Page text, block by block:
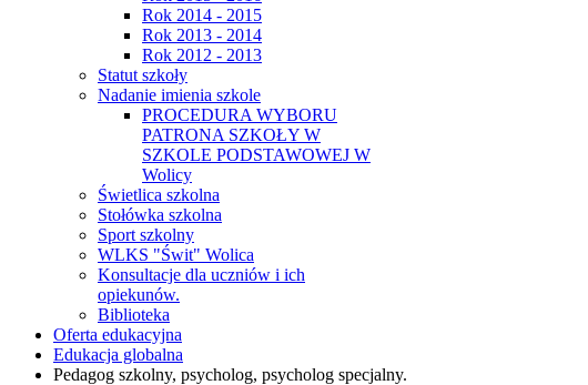
Rok 2014 - 2015
Rok 2013 - 2014
Rok 2012 - 2013
Statut szkoły
Nadanie imienia szkole
PROCEDURA WYBORU
PATRONA SZKOŁY W
SZKOLE PODSTAWOWEJ W
Wolicy
Świetlica szkolna
Stołówka szkolna
Sport szkolny
WLKS "Świt" Wolica
Konsultacje dla uczniów i ich
opiekunów.
Biblioteka
Oferta edukacyjna
Edukacja globalna
Pedagog szkolny, psycholog, psycholog specjalny.